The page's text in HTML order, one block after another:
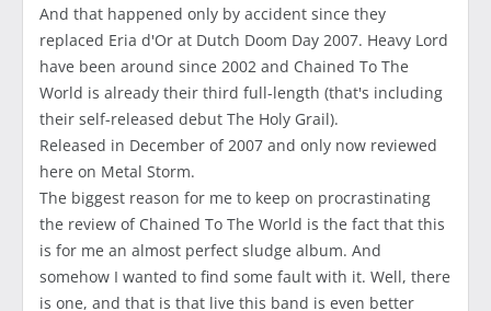
And that happened only by accident since they
replaced Eria d'Or at Dutch Doom Day 2007. Heavy Lord
have been around since 2002 and Chained To The
World is already their third full-length (that's including
their self-released debut The Holy Grail).
Released in December of 2007 and only now reviewed
here on Metal Storm.
The biggest reason for me to keep on procrastinating
the review of Chained To The World is the fact that this
is for me an almost perfect sludge album. And
somehow I wanted to find some fault with it. Well, there
is one, and that is that live this band is even better